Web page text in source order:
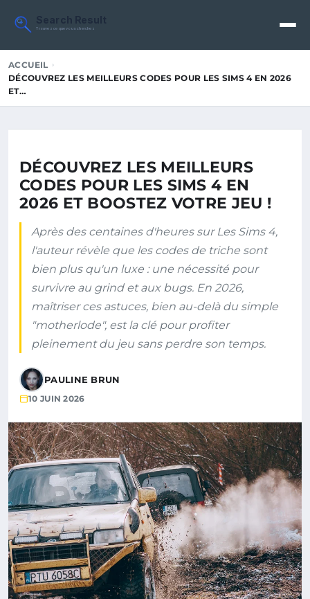
Search Result
Trouvez ce que vous cherchez
ACCUEIL
DÉCOUVREZ LES MEILLEURS CODES POUR LES SIMS 4 EN 2026
ET…
DÉCOUVREZ LES MEILLEURS
CODES POUR LES SIMS 4 EN
2026 ET BOOSTEZ VOTRE JEU !
Après des centaines d'heures sur Les Sims 4,
l'auteur révèle que les codes de triche sont
bien plus qu'un luxe : une nécessité pour
survivre au grind et aux bugs. En 2026,
maîtriser ces astuces, bien au-delà du simple
"motherlode", est la clé pour profiter
pleinement du jeu sans perdre son temps.
PAULINE BRUN
10 JUIN 2026